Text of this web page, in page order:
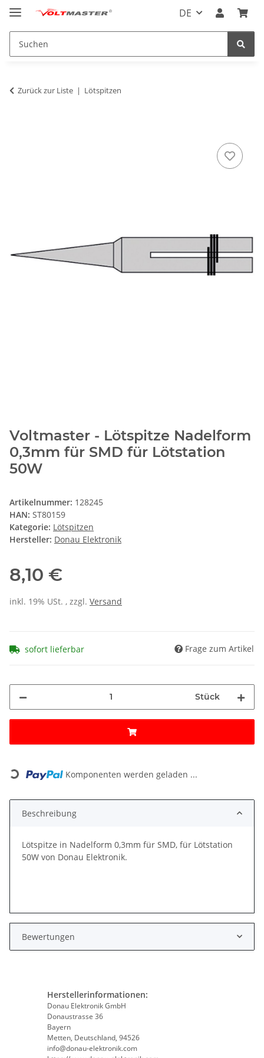
DE
Zurück zur Liste Lötspitzen
Voltmaster - Lötspitze Nadelform
0,3mm für SMD für Lötstation
50W
Artikelnummer: 128245
HAN: ST80159
Kategorie: Lötspitzen
Hersteller: Donau Elektronik
8,10 €
inkl. 19% USt. , zzgl. Versand
sofort lieferbar Frage zum Artikel
Stück
Loading... Komponenten werden geladen ...
Beschreibung
Lötspitze in Nadelform 0,3mm für SMD, für Lötstation
50W von Donau Elektronik.
Bewertungen
Herstellerinformationen:
Donau Elektronik GmbH
Donaustrasse 36
Bayern
Metten, Deutschland, 94526
info@donau-elektronik.com